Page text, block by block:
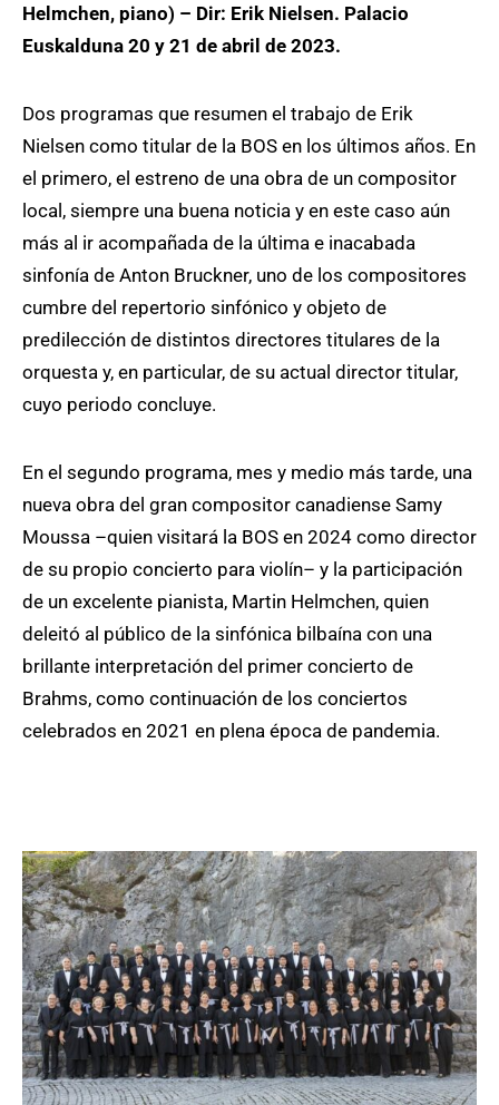
Helmchen, piano) – Dir: Erik Nielsen. Palacio
Euskalduna 20 y 21 de abril de 2023.
Dos programas que resumen el trabajo de Erik
Nielsen como titular de la BOS en los últimos años. En
el primero, el estreno de una obra de un compositor
local, siempre una buena noticia y en este caso aún
más al ir acompañada de la última e inacabada
sinfonía de Anton Bruckner, uno de los compositores
cumbre del repertorio sinfónico y objeto de
predilección de distintos directores titulares de la
orquesta y, en particular, de su actual director titular,
cuyo periodo concluye.
En el segundo programa, mes y medio más tarde, una
nueva obra del gran compositor canadiense Samy
Moussa –quien visitará la BOS en 2024 como director
de su propio concierto para violín– y la participación
de un excelente pianista, Martin Helmchen, quien
deleitó al público de la sinfónica bilbaína con una
brillante interpretación del primer concierto de
Brahms, como continuación de los conciertos
celebrados en 2021 en plena época de pandemia.